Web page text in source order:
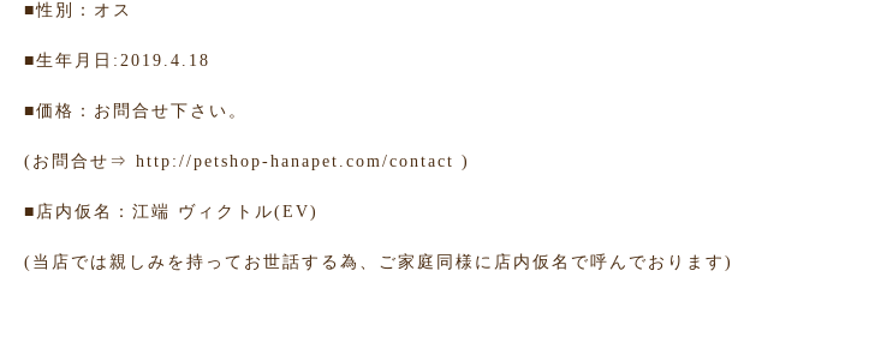
■性別：オス
■生年月日:2019.4.18
■価格：お問合せ下さい。
(お問合せ⇒http://petshop-hanapet.com/contact )
■店内仮名：江端 ヴィクトル(EV)
(当店では親しみを持ってお世話する為、ご家庭同様に店内仮名で呼んでおります)